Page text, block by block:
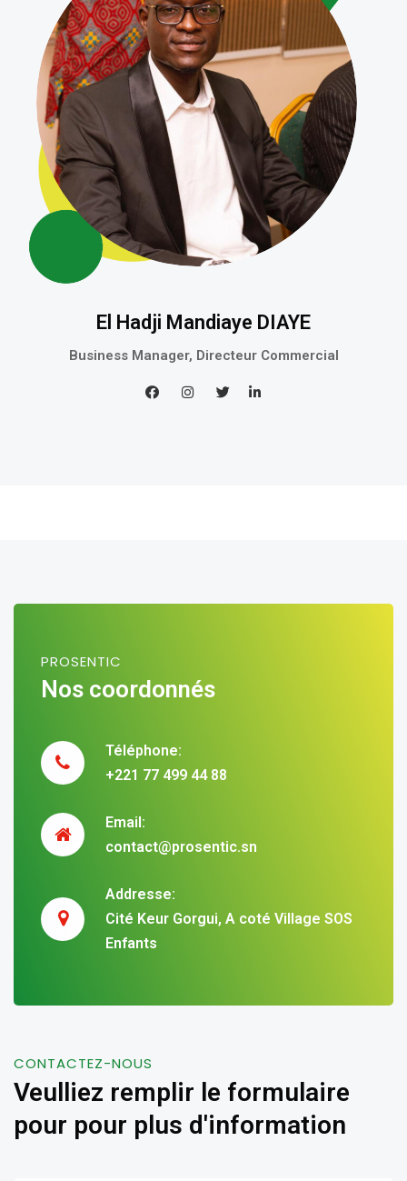
El Hadji Mandiaye DIAYE
Business Manager, Directeur Commercial
PROSENTIC
Nos coordonnés
Téléphone:
+221 77 499 44 88
Email:
contact@prosentic.sn
Addresse:
Cité Keur Gorgui, A coté Village SOS
Enfants
CONTACTEZ-NOUS
Veulliez remplir le formulaire
pour pour plus d'information